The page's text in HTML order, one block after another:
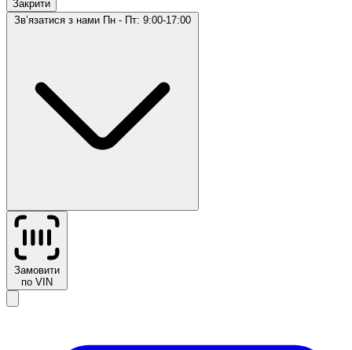
Закрити
Звʼязатися з нами Пн - Пт: 9:00-17:00
Замовити
по VIN